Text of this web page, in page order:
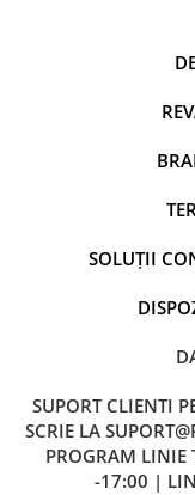
SOLUȚII
SUPORT CLIENTI
SCRIE LA
PROGRAM
-17:00 |